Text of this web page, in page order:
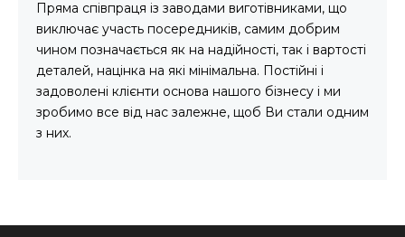
Пряма співпраця із заводами виготівниками, що
виключає участь посередників, самим добрим
чином позначається як на надійності, так і вартості
деталей, націнка на які мінімальна. Постійні і
задоволені клієнти основа нашого бізнесу і ми
зробимо все від нас залежне, щоб Ви стали одним
з них.